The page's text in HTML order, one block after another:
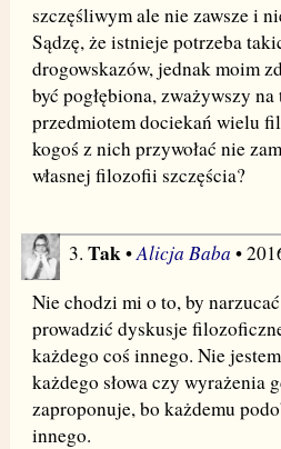
szczęśliwym ale nie zawsze i
Sądzę, że istnieje potrzeba
drogowskazów, jednak moim
być pogłębiona, zważywszy na
przedmiotem dociekań wielu
kogoś z nich przywołać nie
własnej filozofii szczęścia?
3. Tak•Alicja Baba •
Nie chodzi mi o to, by
prowadzić dyskusje
każdego coś innego. Nie
każdego słowa czy wyrażenia
zaproponuje, bo każdemu
innego.